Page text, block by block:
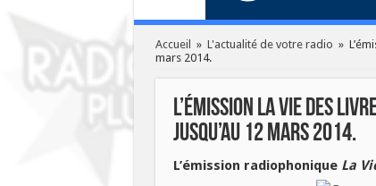
Accueil » L'actualité de votre radio »
mars 2014.
L’émission La Vie des
jusqu’au 12 mars 2014.
L’émission radiophonique La